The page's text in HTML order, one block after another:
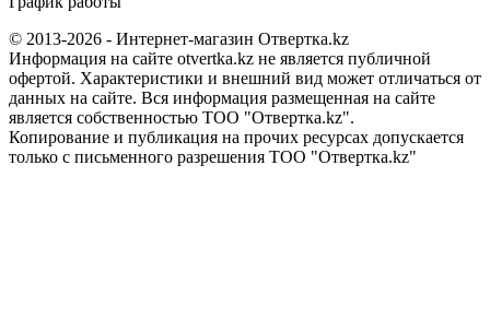
© 2013-2026 - Интернет-магазин Отвертка.kz
Информация на сайте otvertka.kz не является публичной
офертой. Характеристики и внешний вид может отличаться от
данных на сайте. Вся информация размещенная на сайте
является собственностью ТОО "Отвертка.kz".
Копирование и публикация на прочих ресурсах допускается
только с письменного разрешения ТОО "Отвертка.kz"